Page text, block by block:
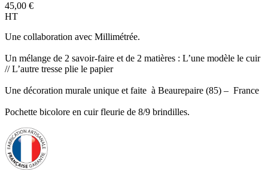
45,00 €
HT
Une collaboration avec Millimétrée.
Un mélange de 2 savoir-faire et de 2 matières : L’une modèle le cuir
// L’autre tresse plie le papier
Une décoration murale unique et faite à Beaurepaire (85) – France
Pochette bicolore en cuir fleurie de 8/9 brindilles.